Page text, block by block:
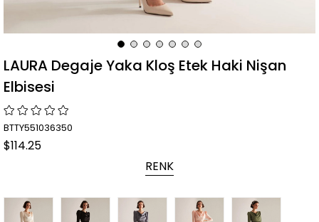
LAURA Degaje Yaka Kloş Etek Haki Nişan
Elbisesi
BTTY551036350
$114.25
RENK